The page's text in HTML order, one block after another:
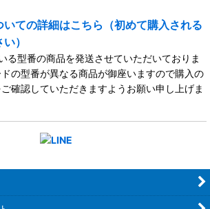
ての詳細はこちら（初めて購入される
）
る型番の商品を発送させていただいておりま
の型番が異なる商品が御座いますので購入の
確認していただきますようお願い申し上げま